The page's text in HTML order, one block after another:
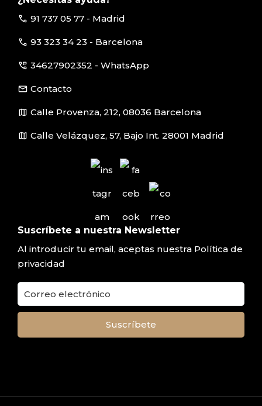
call 91 737 05 77 - Madrid
call 93 323 34 23 - Barcelona
perm_phone_msg 34627902352 - WhatsApp
email Contacto
map Calle Provenza, 212, 08036 Barcelona
map Calle Velázquez, 57, Bajo Int. 28001 Madrid
Suscríbete a nuestra Newsletter
Al introducir tu email, aceptas nuestra Política de
privacidad